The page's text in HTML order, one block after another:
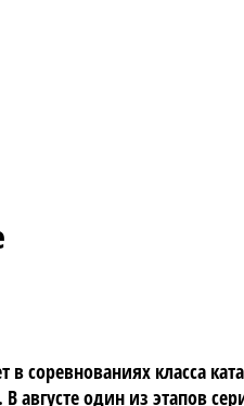
в соревнованиях
августе один из этапов